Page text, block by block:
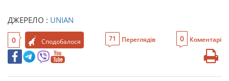
ДЖЕРЕЛО : UNIAN
0 Сподобалося 71 Переглядів 0 Коментарі